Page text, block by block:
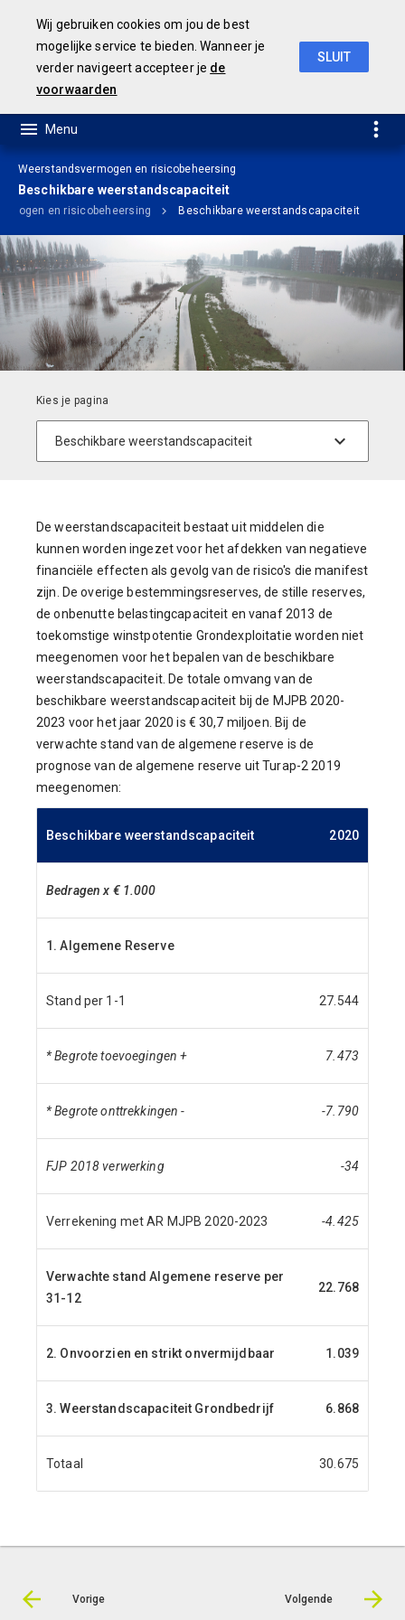
Weerstandsvermogen en risicobeheersing
Beschikbare weerstandscapaciteit
en risicobeheersing Beschikbare weerstandscapaciteit
De weerstandscapaciteit bestaat uit middelen die
kunnen worden ingezet voor het afdekken van negatieve
financiële effecten als gevolg van de risico's die manifest
zijn. De overige bestemmingsreserves, de stille reserves,
de onbenutte belastingcapaciteit en vanaf 2013 de
toekomstige winstpotentie Grondexploitatie worden niet
meegenomen voor het bepalen van de beschikbare
weerstandscapaciteit. De totale omvang van de
beschikbare weerstandscapaciteit bij de MJPB 2020-
2023 voor het jaar 2020 is € 30,7 miljoen. Bij de
verwachte stand van de algemene reserve is de
prognose van de algemene reserve uit Turap-2 2019
meegenomen:
Beschikbare weerstandscapaciteit 2020
Bedragen x € 1.000
1. Algemene Reserve
Stand per 1-1 27.544
* Begrote toevoegingen + 7.473
* Begrote onttrekkingen - -7.790
FJP 2018 verwerking -34
Verrekening met AR MJPB 2020-2023 -4.425
Verwachte stand Algemene reserve per
31-12
22.768
2. Onvoorzien en strikt onvermijdbaar 1.039
3. Weerstandscapaciteit Grondbedrijf 6.868
Totaal 30.675
Vorige Volgende
Wij gebruiken cookies om jou de best
mogelijke service te bieden. Wanneer je
verder navigeert accepteer je de
voorwaarden
SLUIT